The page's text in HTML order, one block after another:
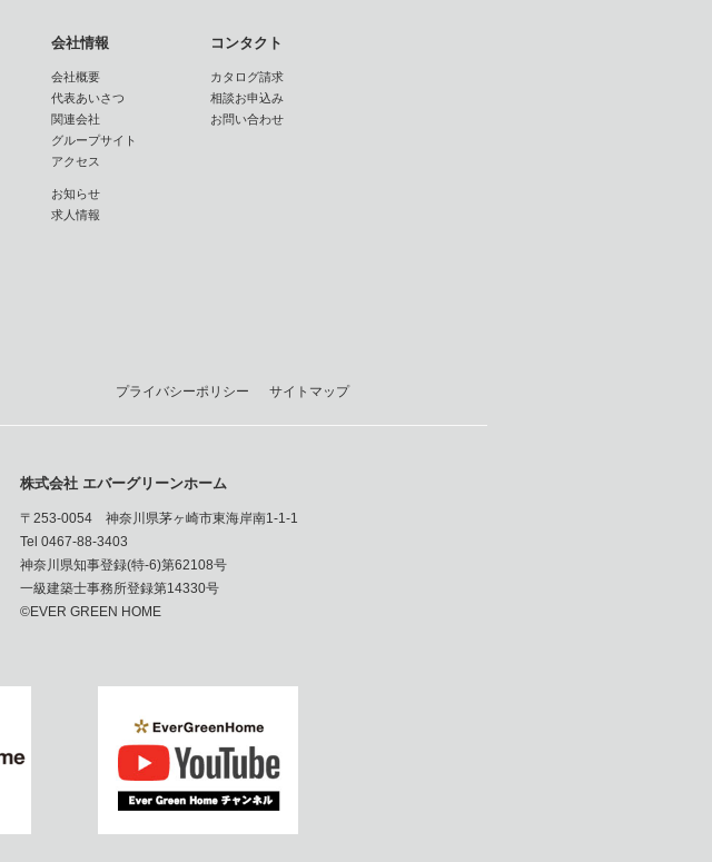
会社情報
会社概要
代表あいさつ
関連会社
グループサイト
アクセス
お知らせ
求人情報
コンタクト
カタログ請求
相談お申込み
お問い合わせ
プライバシーポリシー サイトマップ
株式会社 エバーグリーンホーム
〒253-0054 神奈川県茅ヶ崎市東海岸南1-1-1
Tel 0467-88-3403
神奈川県知事登録(特-6)第62108号
一級建築士事務所登録第14330号
©EVER GREEN HOME